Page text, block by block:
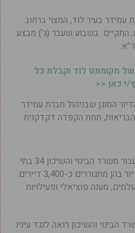
עמידר בעיר לוד, המצוי ברחוב
מתגוררים 68 דיירים, התקיים בשבוע שעבר (ג’) מבצע
מקומונט לוד וקבלת כל
י כאן <<
המוגן שבניהול חברת עמידר
תחת הקפדה דקדקנית
חברת עמידר החדשה מנהלת כיום עבור משרד הבינוי והשיכון 34 בתי
גיל זהב הכוללים כ-3,200 יחידות דיור בהן מתגוררים כ-3,400 דיירים.
מענה סוציאלי ופעילויות
הבינוי והשיכון רואה לנגד עיניו